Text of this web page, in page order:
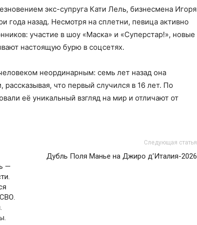
экс-супруга Кати Лель, бизнесмена Игоря
года назад. Несмотря на сплетни, певица активно
участие в шоу «Маска» и «Суперстар!», новые
настоящую бурю в соцсетях.
неординарным: семь лет назад она
рассказывая, что первый случился в 16 лет. По
её уникальный взгляд на мир и отличают от
—
Следующая статья
Дубль Поля Манье на Джиро д’Италия-2026